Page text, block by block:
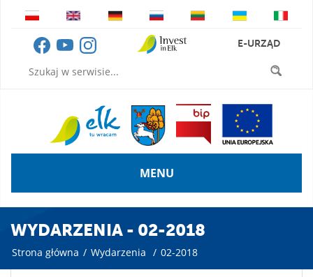
E-URZĄD
MENU
WYDARZENIA - 02-2018
Strona główna / Wydarzenia / 02-2018